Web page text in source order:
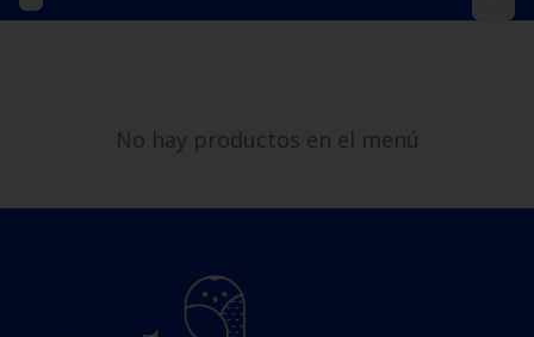
No hay productos en el menú